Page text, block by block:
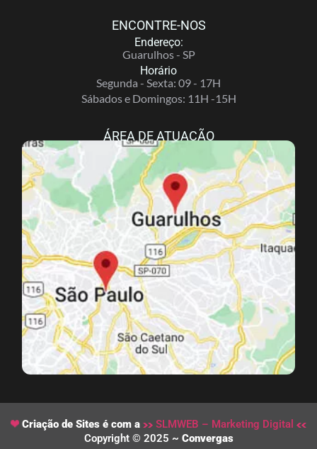
ENCONTRE-NOS
Endereço:
Guarulhos - SP
Horário
Segunda - Sexta: 09 - 17H
Sábados e Domingos: 11H -15H
ÁREA DE ATUAÇÃO
Criação de Sites é com a
SLMWEB – Marketing Digital
Copyright © 2025 ~ Convergas